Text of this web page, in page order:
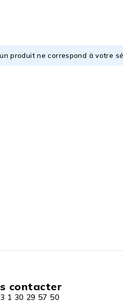
produit ne correspond à votre
contacter
1 30 29 57 50